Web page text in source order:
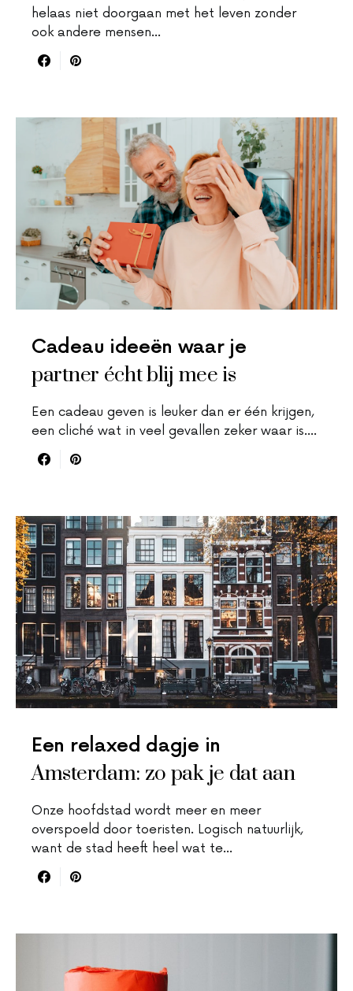
helaas niet doorgaan met het leven zonder
ook andere mensen…
Cadeau ideeën waar je
partner écht blij mee is
Een cadeau geven is leuker dan er één krijgen,
een cliché wat in veel gevallen zeker waar is.…
Een relaxed dagje in
Amsterdam: zo pak je dat aan
Onze hoofdstad wordt meer en meer
overspoeld door toeristen. Logisch natuurlijk,
want de stad heeft heel wat te…